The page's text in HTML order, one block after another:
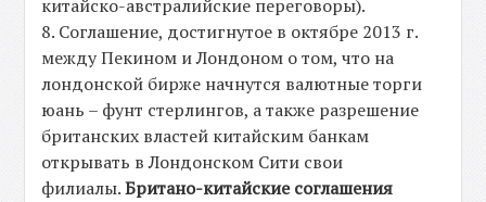
китайско-австралийские переговоры).
8. Соглашение, достигнутое в октябре 2013 г.
между Пекином и Лондоном о том, что на
лондонской бирже начнутся валютные торги
юань – фунт стерлингов, а также разрешение
британских властей китайским банкам
открывать в Лондонском Сити свои
филиалы.Британо-китайские соглашения